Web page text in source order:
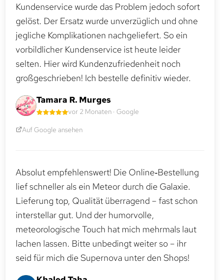
Kundenservice wurde das Problem jedoch sofort
gelöst. Der Ersatz wurde unverzüglich und ohne
jegliche Komplikationen nachgeliefert. So ein
vorbildlicher Kundenservice ist heute leider
selten. Hier wird Kundenzufriedenheit noch
großgeschrieben! Ich bestelle definitiv wieder.
Tamara R. Murges
vor 2 Monaten · Google
Auf Google ansehen
Absolut empfehlenswert! Die Online‑Bestellung
lief schneller als ein Meteor durch die Galaxie.
Lieferung top, Qualität überragend – fast schon
interstellar gut. Und der humorvolle,
meteorologische Touch hat mich mehrmals laut
lachen lassen. Bitte unbedingt weiter so – ihr
seid für mich die Supernova unter den Shops!